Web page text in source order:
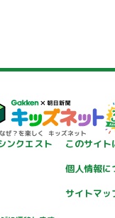
ンクエスト
このサイト
個人情報に
サイトマッ